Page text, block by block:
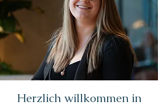
Herzlich willkommen in